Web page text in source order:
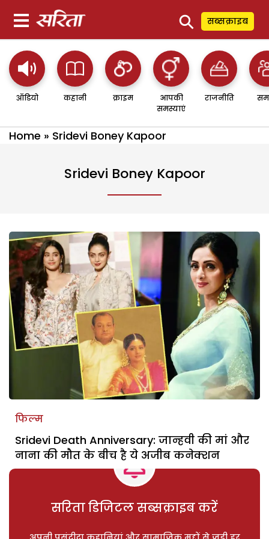
⚲ सब्सक्राइब
ऑडियो कहानी क्राइम
आपकी
समस्याएं
राजनीति
Home » Sridevi Boney Kapoor
Sridevi Boney Kapoor
फिल्म
Sridevi Death Anniversary: जान्हवी की मां और
नाना की मौत के बीच है ये अजीब कनेक्शन
सरिता डिजिटल सब्सक्राइब करें